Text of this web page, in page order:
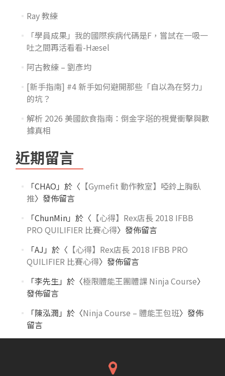
Ray 教練
「學員成果」我的國際疾病代碼是F，嘗試在一吸一
吐之間再活看看-Hæsel
阿古教練 – 劉彥均
[新手指南] #4 新手如何避開那些「自以為在努力」
的坑？
解析 2026 美國飲食指南：倒金字塔的視覺衝擊與數
據真相
近期留言
「CHAO 」於〈 【Gymefit 動作教室】啞鈴上胸臥
推〉發佈留言
「ChunMin」於〈 【心得】Rex店長 2018 IFBB
PRO QUILIFIER 比賽心得〉發佈留言
「AJ 」於〈 【心得】Rex店長 2018 IFBB PRO
QUILIFIER 比賽心得〉發佈留言
「李先生」於〈極限體能王團體課 Ninja Course〉
發佈留言
「陳泓潤 」於〈Ninja Course – 體能王包班〉發佈
留言